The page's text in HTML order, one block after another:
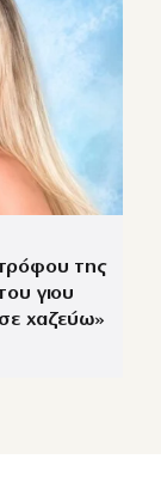
της
γιου
χαζεύω»